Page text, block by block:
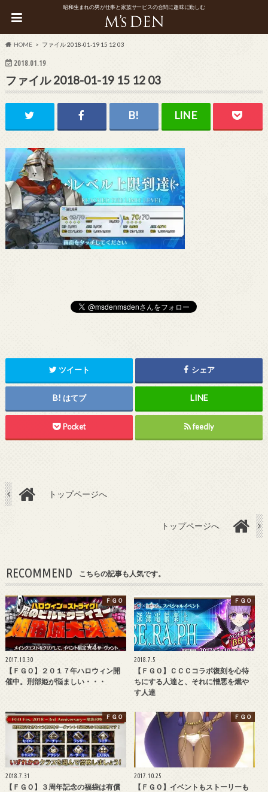
昭和生まれの男が仕事と家族サービスの合間に趣味に勤しむ
HOME ファイル 2018-01-19 15 12 03
2018.01.19
ファイル 2018-01-19 15 12 03
ツイート シェア
はてブ
Pocket feedly
トップページへ
トップページへ
RECOMMEND こちらの記事も人気です。
ＦＧＯ
2017.10.30
【ＦＧＯ】２０１７年ハロウィン開
催中。刑部姫が悩ましい・・・
ＦＧＯ
2018.7.5
【ＦＧＯ】ＣＣＣコラボ復刻を心待
ちにする人達と、それに憎悪を燃や
す人達
ＦＧＯ
2018.7.31
【ＦＧＯ】３周年記念の福袋は有償
ＦＧＯ
2017.10.25
【ＦＧＯ】イベントもストーリーも